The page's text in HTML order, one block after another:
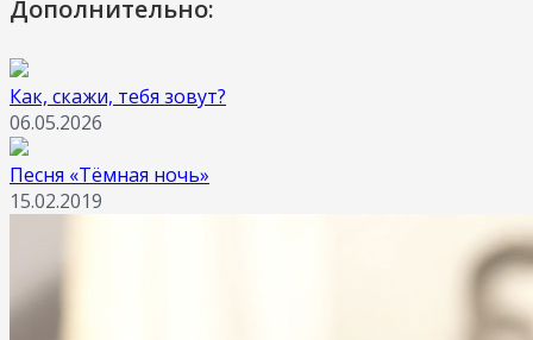
Дополнительно:
Как, скажи, тебя зовут?
06.05.2026
Песня «Тёмная ночь»
15.02.2019